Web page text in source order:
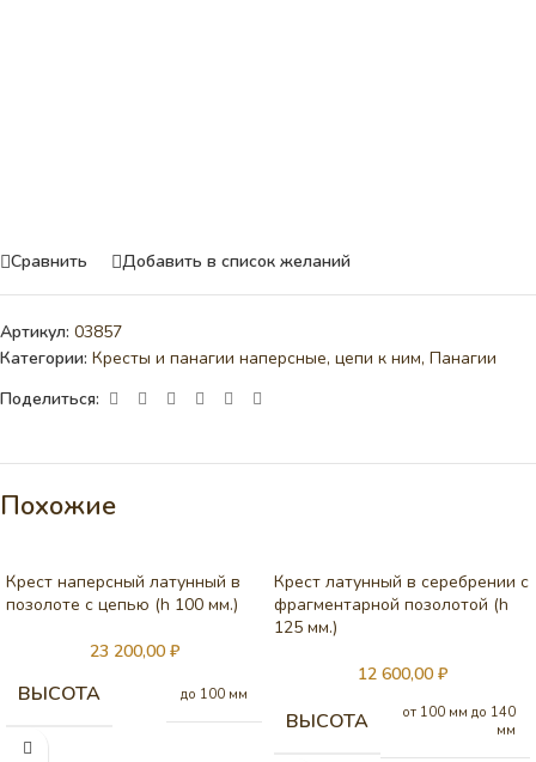
Сравнить Добавить в список желаний
Артикул: 03857
Категории: Кресты и панагии наперсные, цепи к ним, Панагии
Поделиться:
Похожие
Крест наперсный латунный в
позолоте с цепью (h 100 мм.)
23 200,00 ₽
ВЫСОТА до 100 мм
Крест латунный в серебрении с
фрагментарной позолотой (h
125 мм.)
12 600,00 ₽
ВЫСОТА
от 100 мм до 140
мм